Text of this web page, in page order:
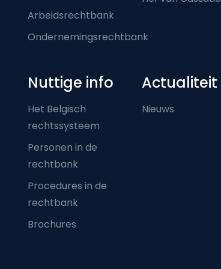
Arbeidsrechtbank
Ondernemingsrechtbank
Nuttige info
Het Belgisch
rechtssysteem
Personen in de
rechtbank
Procedures in de
rechtbank
Brochures
Actualiteit
Nieuws